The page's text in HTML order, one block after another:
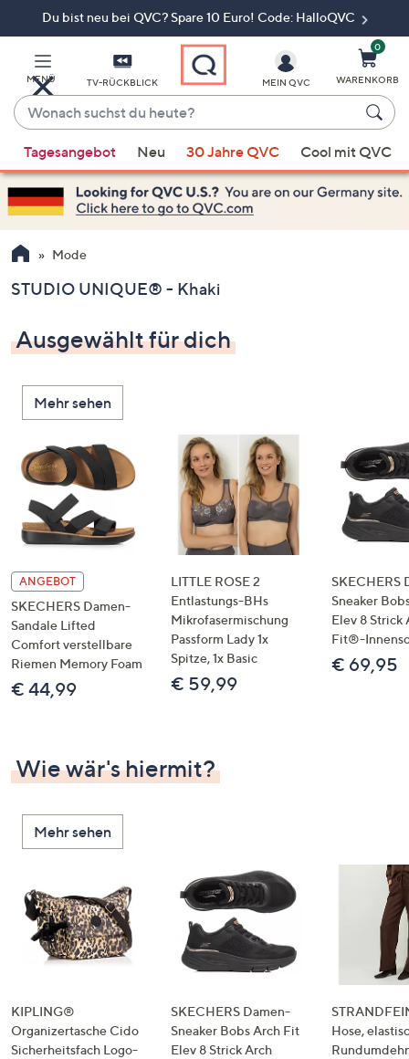
Du bist neu bei QVC? Spare 10 Euro! Code: HalloQVC
MENÜ TV-RÜCKBLICK
Wonach
suchst
du
heute?
Vorschläge
verfügbar
sind,
verwenden
Sie
Pfeiltasten
oben
und
nach
unten
oder
wischen
Sie
Touch-
Geräten
links
bzw.
rechts,
um
diese
anzuzeigen.
MEIN QVC
0
WARENKORB
Tagesangebot Neu 30 Jahre QVC Cool mit QVC
Mode
STUDIO UNIQUE® - Khaki
Ausgewählt für dich
Mehr sehen
ANGEBOT
SKECHERS Damen-
Sandale Lifted
Comfort verstellbare
Riemen Memory Foam
€ 44,99
LITTLE ROSE 2
Entlastungs-BHs
Mikrofasermischung
Passform Lady 1x
Spitze, 1x Basic
€ 59,99
SKECHERS
Sneaker
Elev 8 Strick
Fit®-
€ 69,95
Wie wär's hiermit?
Mehr sehen
KIPLING®
Organizertasche Cido
Sicherheitsfach Logo-
SKECHERS Damen-
Sneaker Bobs Arch Fit
Elev 8 Strick Arch
Hose,